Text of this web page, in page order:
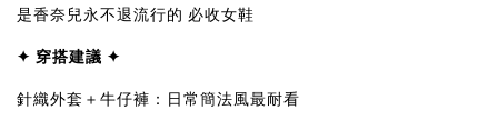
是香奈兒永不退流行的 必收女鞋
✦ 穿搭建議 ✦
針織外套＋牛仔褲：日常簡法風最耐看